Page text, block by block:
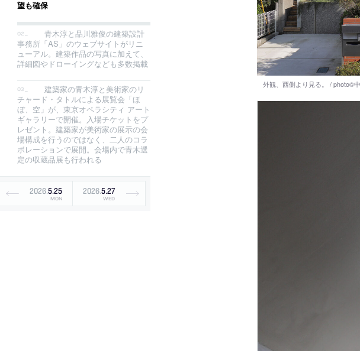
望も確保
青木淳と品川雅俊の建築設計
事務所「AS」のウェブサイトがリニ
ューアル。建築作品の写真に加えて、
詳細図やドローイングなども多数掲載
建築家の青木淳と美術家のリ
チャード・タトルによる展覧会「ほ
ぼ、空」が、東京オペラシティ アート
ギャラリーで開催。入場チケットをプ
レゼント。建築家が美術家の展示の会
場構成を行うのではなく、二人のコラ
ボレーションで展開。会場内で青木選
定の収蔵品展も行われる
2026.5.25
MON
2026.5.27
WED